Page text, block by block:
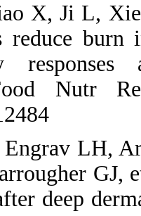
11. Liu Y,
cake extracts
synthesis.
10.1111/
12. Zhu KQ,
Klein MB,
nitric oxide